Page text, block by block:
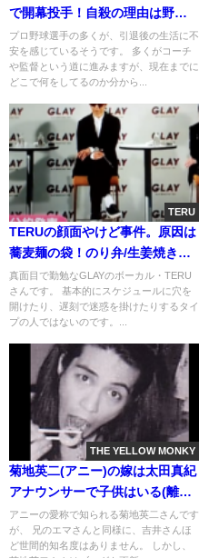
で開幕投手！自殺の理由は野球
人としての将来？
プロ野球選手の多くが、引退後の生活に不
安を感じているそうです。 多くがコーチ
や監督という道に進みますが、現在までに
どこで何をしてるのか分から...
TERU
TERUの顔面やけど事件。原因は
蕎麦麺の袋！のり弁/生姜焼きの
料理おじさん[画像]
真面目で勤勉なGLAYのボーカル・TERU
さんです。 基本的にスケジュールに穴を
開けたり、遅刻で迷惑を掛けたりするタイ
プの人ではないのです。...
THE YELLOW MONKY
菊地英二(アニー)の嫁は太田真紀
アナウンサーで子供はいる(離婚
は？)。短髪もかっこいい説
アニーの愛称で知られる菊地英二さんです
が、 兄のエマさんと同様に、吉井さんほ
ど世間的知名度はありません。 しかし、